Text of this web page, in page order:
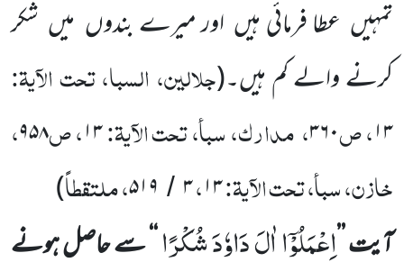
تمہیں عطا فرمائی ہیں اور میرے بندوں میں شکر
کرنے والے کم ہیں۔(جلالین، السبا، تحت الآیۃ:
۱۳، ص۳۶۰،مدارک، سبأ، تحت الآیۃ:۱۳، ص۹۵۸،
خازن، سبأ، تحت الآیۃ:۱۳،۳ / ۵۱۹، ملتقطاً)
آیت’’اِعْمَلُوْۤا اٰلَ دَاوٗدَ شُكْرًا‘‘سے حاصل ہونے